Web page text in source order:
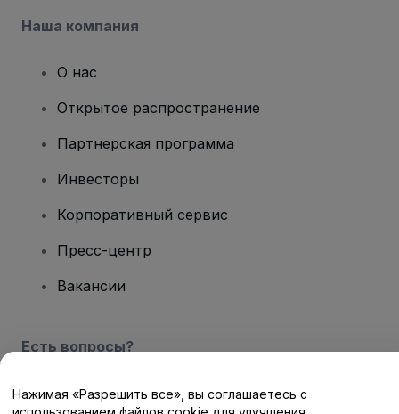
Наша компания
О нас
Открытое распространение
Партнерская программа
Инвесторы
Корпоративный сервис
Пресс-центр
Вакансии
Есть вопросы?
Центр помощи / Свяжитесь с нами
Нажимая «Разрешить все», вы соглашаетесь с